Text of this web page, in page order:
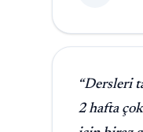
“Dersleri
2 hafta